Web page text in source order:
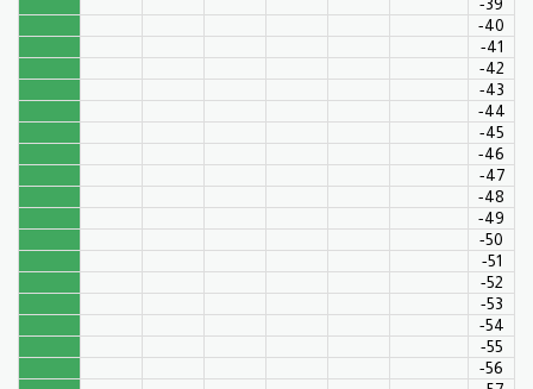
40-
41-
42-
43-
44-
45-
46-
47-
48-
49-
50-
51-
52-
53-
54-
55-
56-